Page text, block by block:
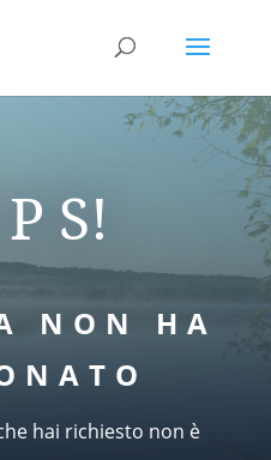
S!
NON HA
hai richiesto non è